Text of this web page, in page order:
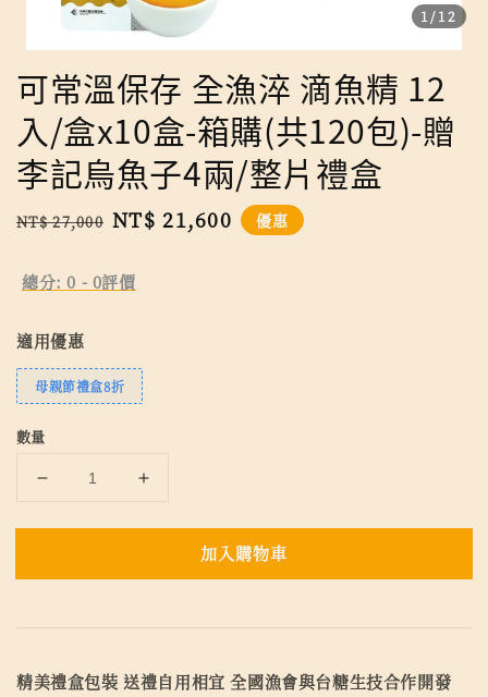
1 /12
可常溫保存 全漁淬 滴魚精 12
入/盒x10盒-箱購(共120包)-贈
李記烏魚子4兩/整片禮盒
Regular
NT$ 27,000 Sale
NT$ 21,600 優惠
總分:0 - 0評價
適用優惠
母親節禮盒8折
數量
加入購物車
精美禮盒包裝 送禮自用相宜 全國漁會與台糖生技合作開發